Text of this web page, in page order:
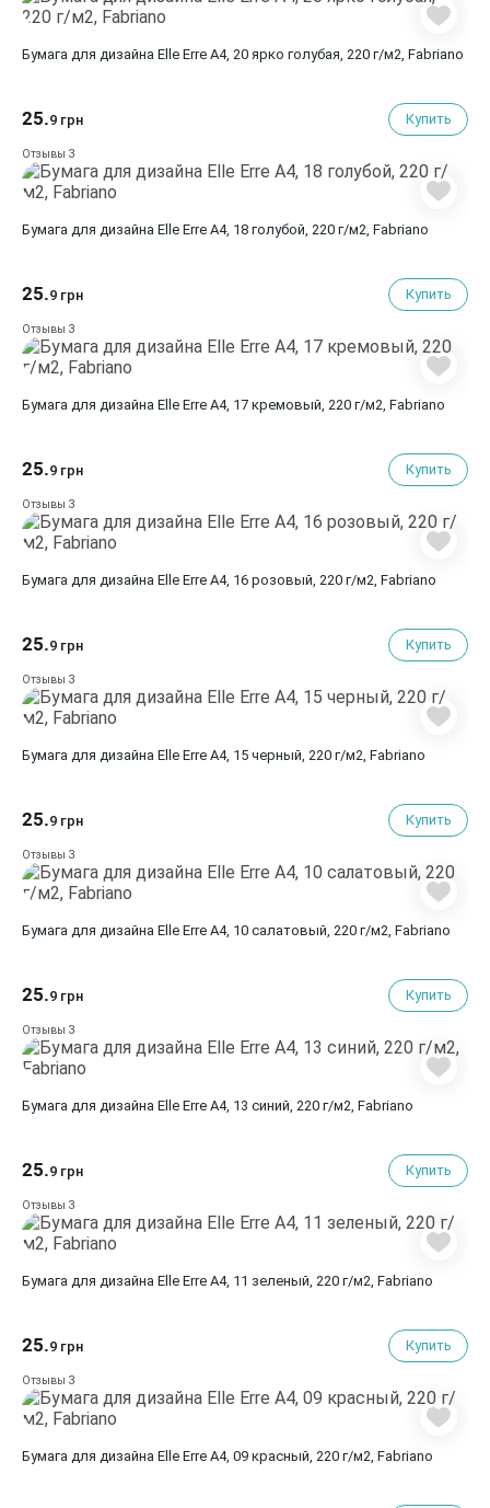
Бумага для дизайна Elle Erre A4, 20 ярко голубая, 220 г/м2, Fabriano
25.9 грн Купить
Отзывы 3
Бумага для дизайна Elle Erre A4, 18 голубой, 220 г/м2, Fabriano
25.9 грн Купить
Отзывы 3
Бумага для дизайна Elle Erre A4, 17 кремовый, 220 г/м2, Fabriano
25.9 грн Купить
Отзывы 3
Бумага для дизайна Elle Erre A4, 16 розовый, 220 г/м2, Fabriano
25.9 грн Купить
Отзывы 3
Бумага для дизайна Elle Erre A4, 15 черный, 220 г/м2, Fabriano
25.9 грн Купить
Отзывы 3
Бумага для дизайна Elle Erre A4, 10 салатовый, 220 г/м2, Fabriano
25.9 грн Купить
Отзывы 3
Бумага для дизайна Elle Erre A4, 13 синий, 220 г/м2, Fabriano
25.9 грн Купить
Отзывы 3
Бумага для дизайна Elle Erre A4, 11 зеленый, 220 г/м2, Fabriano
25.9 грн Купить
Отзывы 3
Бумага для дизайна Elle Erre A4, 09 красный, 220 г/м2, Fabriano